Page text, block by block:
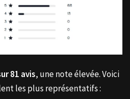
81 avis, une note élevée. Voici
les plus représentatifs :